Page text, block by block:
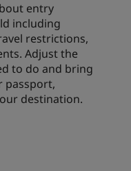
entry
including
restrictions,
Adjust the
to do and bring
passport,
destination.